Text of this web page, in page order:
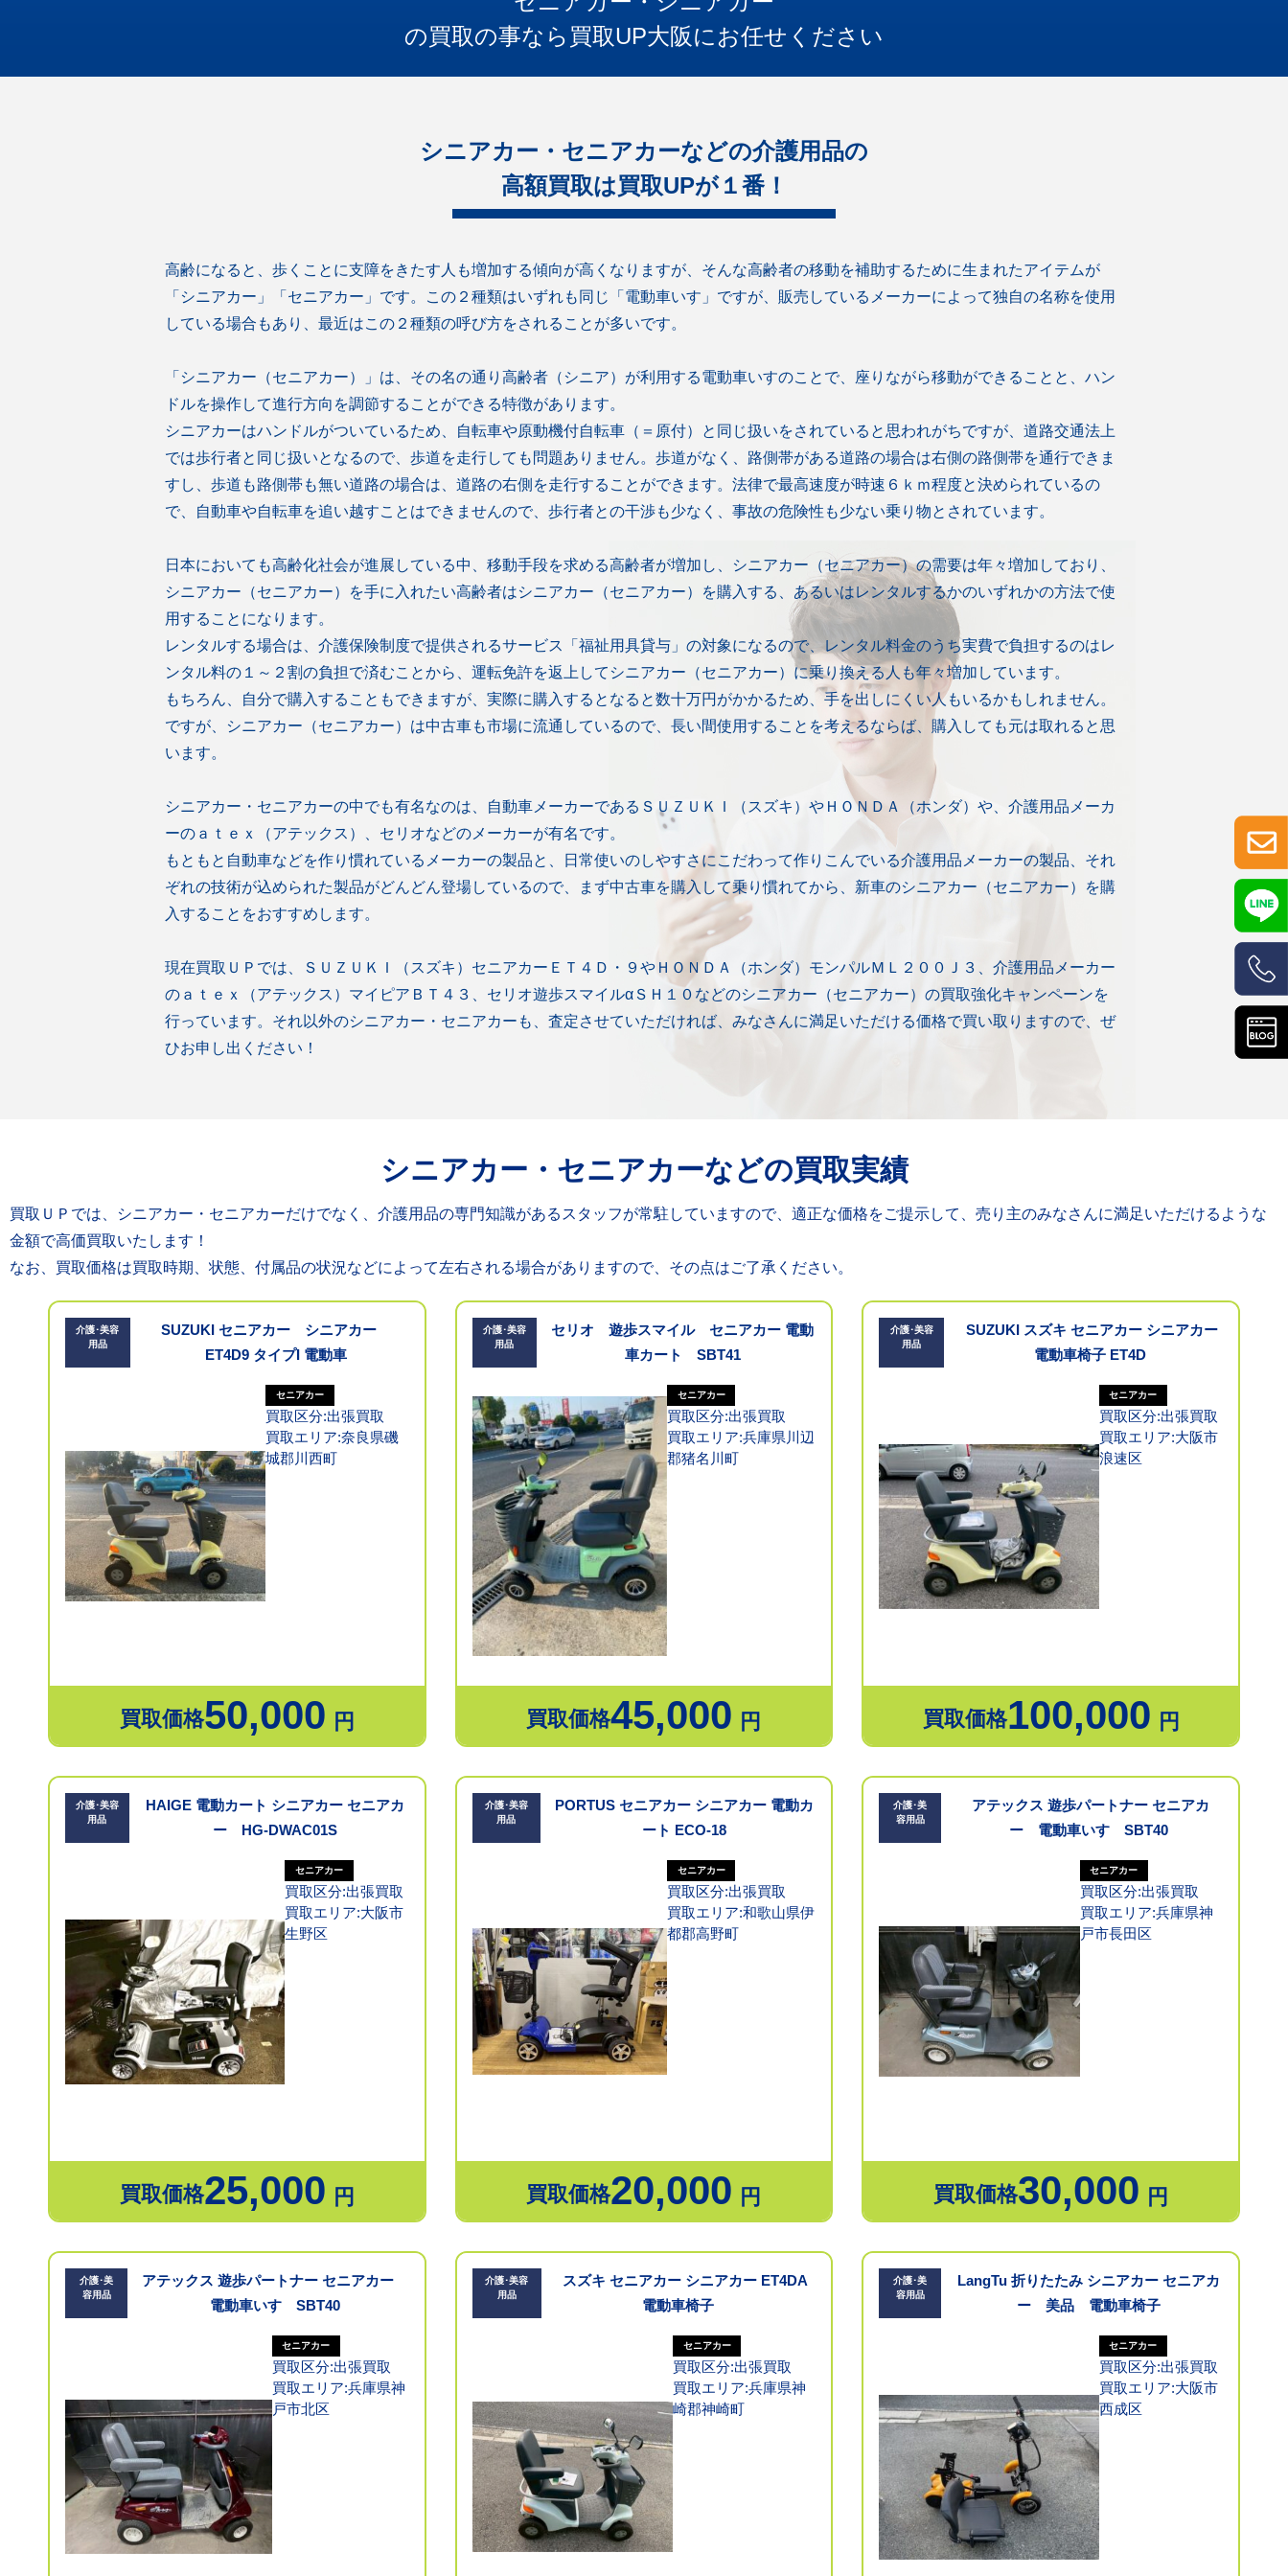
の買取の事なら買取UP大阪にお任せください
シニアカー・セニアカーなどの介護用品の
高額買取は買取UPが１番！
高齢になると、歩くことに支障をきたす人も増加する傾向が高くなりますが、そんな高齢者の移動を補助するために生まれたアイテムが
「シニアカー」「セニアカー」です。この２種類はいずれも同じ「電動車いす」ですが、販売しているメーカーによって独自の名称を使用
している場合もあり、最近はこの２種類の呼び方をされることが多いです。
「シニアカー（セニアカー）」は、その名の通り高齢者（シニア）が利用する電動車いすのことで、座りながら移動ができることと、ハン
ドルを操作して進行方向を調節することができる特徴があります。
シニアカーはハンドルがついているため、自転車や原動機付自転車（＝原付）と同じ扱いをされていると思われがちですが、道路交通法上
では歩行者と同じ扱いとなるので、歩道を走行しても問題ありません。歩道がなく、路側帯がある道路の場合は右側の路側帯を通行できま
すし、歩道も路側帯も無い道路の場合は、道路の右側を走行することができます。法律で最高速度が時速６ｋｍ程度と決められているの
で、自動車や自転車を追い越すことはできませんので、歩行者との干渉も少なく、事故の危険性も少ない乗り物とされています。
日本においても高齢化社会が進展している中、移動手段を求める高齢者が増加し、シニアカー（セニアカー）の需要は年々増加しており、
シニアカー（セニアカー）を手に入れたい高齢者はシニアカー（セニアカー）を購入する、あるいはレンタルするかのいずれかの方法で使
用することになります。
レンタルする場合は、介護保険制度で提供されるサービス「福祉用具貸与」の対象になるので、レンタル料金のうち実費で負担するのはレ
ンタル料の１～２割の負担で済むことから、運転免許を返上してシニアカー（セニアカー）に乗り換える人も年々増加しています。
もちろん、自分で購入することもできますが、実際に購入するとなると数十万円がかかるため、手を出しにくい人もいるかもしれません。
ですが、シニアカー（セニアカー）は中古車も市場に流通しているので、長い間使用することを考えるならば、購入しても元は取れると思
います。
シニアカー・セニアカーの中でも有名なのは、自動車メーカーであるＳＵＺＵＫＩ（スズキ）やＨＯＮＤＡ（ホンダ）や、介護用品メーカ
ーのａｔｅｘ（アテックス）、セリオなどのメーカーが有名です。
もともと自動車などを作り慣れているメーカーの製品と、日常使いのしやすさにこだわって作りこんでいる介護用品メーカーの製品、それ
ぞれの技術が込められた製品がどんどん登場しているので、まず中古車を購入して乗り慣れてから、新車のシニアカー（セニアカー）を購
入することをおすすめします。
現在買取ＵＰでは、ＳＵＺＵＫＩ（スズキ）セニアカーＥＴ４Ｄ・９やＨＯＮＤＡ（ホンダ）モンパルＭＬ２００Ｊ３、介護用品メーカー
のａｔｅｘ（アテックス）マイピアＢＴ４３、セリオ遊歩スマイルαＳＨ１０などのシニアカー（セニアカー）の買取強化キャンペーンを
行っています。それ以外のシニアカー・セニアカーも、査定させていただければ、みなさんに満足いただける価格で買い取りますので、ぜ
ひお申し出ください！
シニアカー・セニアカーなどの買取実績
買取ＵＰでは、シニアカー・セニアカーだけでなく、介護用品の専門知識があるスタッフが常駐していますので、適正な価格をご提示して、売り主のみなさんに満足いただけるような
金額で高価買取いたします！
なお、買取価格は買取時期、状態、付属品の状況などによって左右される場合がありますので、その点はご了承ください。
介護･美容
用品
SUZUKI セニアカー シニアカー
ET4D9 タイプI 電動車
セニアカー
買取区分:出張買取
買取エリア:奈良県磯
城郡川西町
買取価格50,000 円
介護･美容
用品
セリオ 遊歩スマイル セニアカー 電動
車カート SBT41
セニアカー
買取区分:出張買取
買取エリア:兵庫県川辺
郡猪名川町
買取価格45,000 円
介護･美容
用品
SUZUKI スズキ セニアカー シニアカー
電動車椅子 ET4D
セニアカー
買取区分:出張買取
買取エリア:大阪市
浪速区
買取価格100,000 円
介護･美容
用品
HAIGE 電動カート シニアカー セニアカ
ー HG-DWAC01S
セニアカー
買取区分:出張買取
買取エリア:大阪市
生野区
買取価格25,000 円
介護･美容
用品
PORTUS セニアカー シニアカー 電動カ
ート ECO-18
セニアカー
買取区分:出張買取
買取エリア:和歌山県伊
都郡高野町
買取価格20,000 円
介護･美
容用品
アテックス 遊歩パートナー セニアカ
ー 電動車いす SBT40
セニアカー
買取区分:出張買取
買取エリア:兵庫県神
戸市長田区
買取価格30,000 円
介護･美
容用品
アテックス 遊歩パートナー セニアカー
電動車いす SBT40
セニアカー
買取区分:出張買取
買取エリア:兵庫県神
戸市北区
介護･美容
用品
スズキ セニアカー シニアカー ET4DA
電動車椅子
セニアカー
買取区分:出張買取
買取エリア:兵庫県神
崎郡神崎町
介護･美
容用品
LangTu 折りたたみ シニアカー セニアカ
ー 美品 電動車椅子
セニアカー
買取区分:出張買取
買取エリア:大阪市
西成区